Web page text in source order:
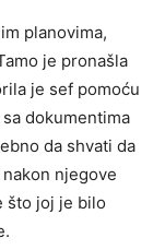
planovima,
je pronašla
je sef pomoću
dokumentima
da shvati da
njegove
što joj je bilo